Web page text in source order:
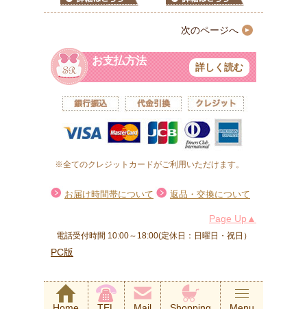
次のページへ
お支払方法
詳しく読む
※全てのクレジットカードがご利用いただけます。
お届け時間帯について 返品・交換について
Page Up▲
電話受付時間 10:00～18:00(定休日：日曜日・祝日）
PC版